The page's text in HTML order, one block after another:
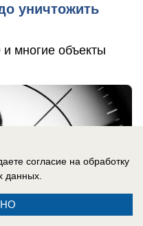
уничтожить
многие объекты
согласие на обработку
данных.